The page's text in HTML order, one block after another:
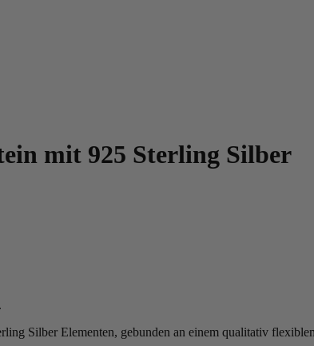
mit 925 Sterling Silber
Silber Elementen, gebunden an einem qualitativ